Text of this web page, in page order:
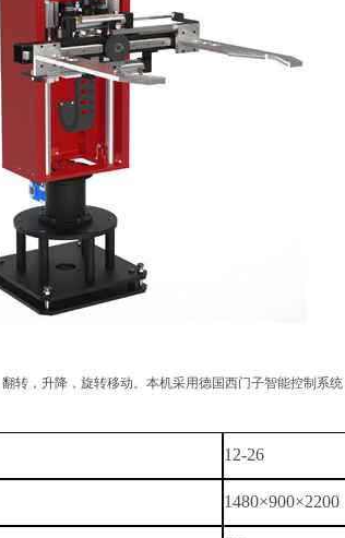
转，升降，旋转移动。本机采用德国西门子智能控制系统
12-26
1480×900×2200